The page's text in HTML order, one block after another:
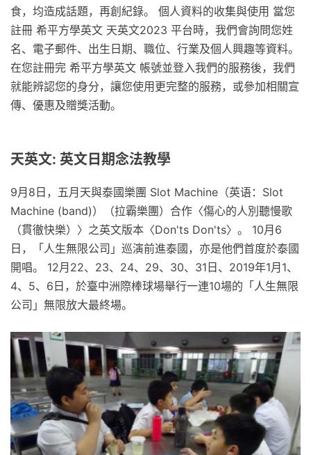
食，均造成話題，再創紀錄。 個人資料的收集與使用 當您
註冊 希平方學英文 天英文2023 平台時，我們會詢問您姓
名、電子郵件、出生日期、職位、行業及個人興趣等資料。
在您註冊完 希平方學英文 帳號並登入我們的服務後，我們
就能辨認您的身分，讓您使用更完整的服務，或參加相關宣
傳、優惠及贈獎活動。
天英文: 英文日期念法教學
9月8日，五月天與泰國樂團 Slot Machine（英语：Slot
Machine (band)）（拉霸樂團）合作〈傷心的人別聽慢歌
（貫徹快樂）〉之英文版本〈Don'ts Don'ts〉。 10月6
日，「人生無限公司」巡演前進泰國，亦是他們首度於泰國
開唱。 12月22、23、24、29、30、31日、2019年1月1、
4、5、6日，於臺中洲際棒球場舉行一連10場的「人生無限
公司」無限放大最終場。